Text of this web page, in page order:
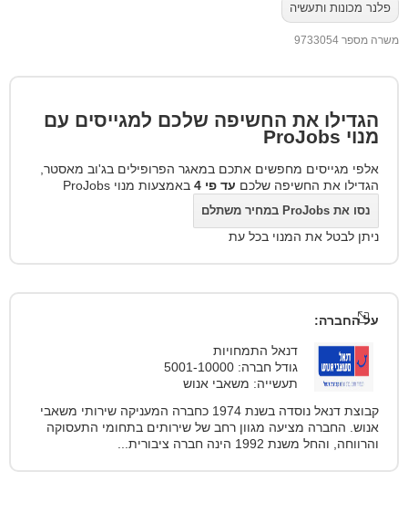
פלנר מכונות ותעשיה
משרה מספר 9733054
הגדילו את החשיפה שלכם למגייסים עם
מנוי ProJobs
אלפי מגייסים מחפשים אתכם במאגר הפרופילים בג'וב מאסטר,
הגדילו את החשיפה שלכם עד פי 4 באמצעות מנוי ProJobs
נסו את ProJobs במחיר משתלם
ניתן לבטל את המנוי בכל עת
על החברה:
דנאל התמחויות
גודל חברה: 5001-10000
תעשייה: משאבי אנוש
קבוצת דנאל נוסדה בשנת 1974 כחברה המעניקה שירותי משאבי
אנוש. החברה מציעה מגוון רחב של שירותים בתחומי התעסוקה
והרווחה, והחל משנת 1992 הינה חברה ציבורית...